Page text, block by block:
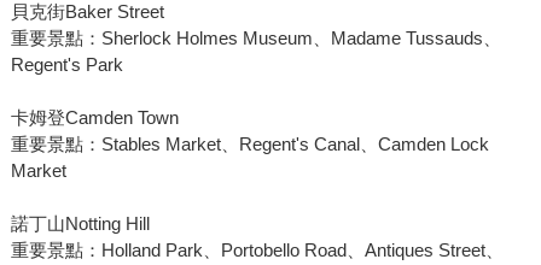
貝克街Baker Street
重要景點：Sherlock Holmes Museum、Madame Tussauds、
Regent's Park
卡姆登Camden Town
重要景點：Stables Market、Regent's Canal、Camden Lock
Market
諾丁山Notting Hill
重要景點：Holland Park、Portobello Road、Antiques Street、